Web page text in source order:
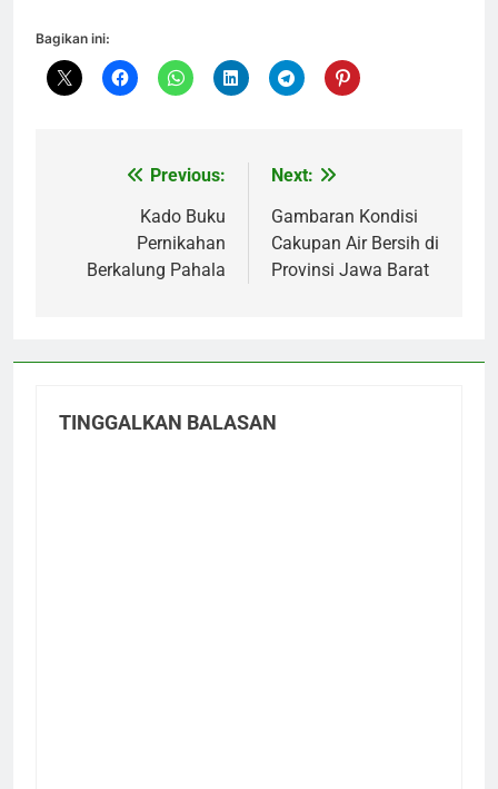
Bagikan ini:
NavigasiPrevious:
Kado Buku
Pernikahan
Berkalung Pahala
Next:
Gambaran Kondisi
Cakupan Air Bersih di
Provinsi Jawa Barat
TINGGALKAN BALASAN